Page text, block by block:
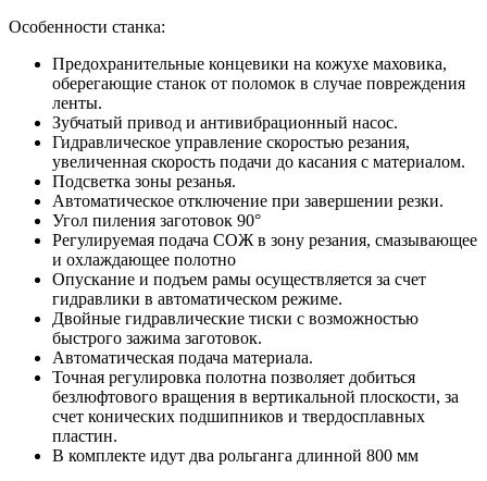
Особенности станка:
Предохранительные концевики на кожухе маховика,
оберегающие станок от поломок в случае повреждения
ленты.
Зубчатый привод и антивибрационный насос.
Гидравлическое управление скоростью резания,
увеличенная скорость подачи до касания с материалом.
Подсветка зоны резанья.
Автоматическое отключение при завершении резки.
Угол пиления заготовок 90°
Регулируемая подача СОЖ в зону резания, смазывающее
и охлаждающее полотно
Опускание и подъем рамы осуществляется за счет
гидравлики в автоматическом режиме.
Двойные гидравлические тиски с возможностью
быстрого зажима заготовок.
Автоматическая подача материала.
Точная регулировка полотна позволяет добиться
безлюфтового вращения в вертикальной плоскости, за
счет конических подшипников и твердосплавных
пластин.
В комплекте идут два рольганга длинной 800 мм